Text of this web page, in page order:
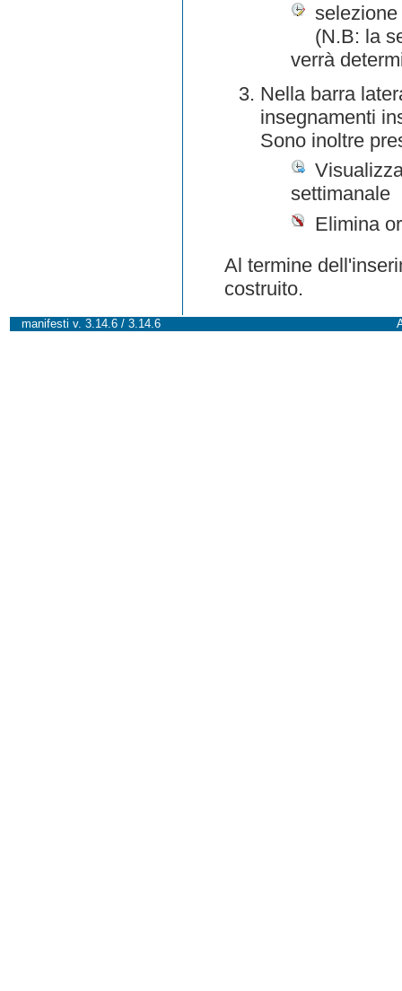
(N.B: la
verrà
Nella barra
insegnamenti
Sono inoltre
settimanale
Elimina
Al termine
costruito.
manifesti v. 3.14.6 / 3.14.6